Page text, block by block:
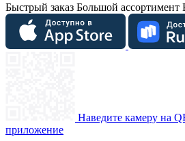
Быстрый заказ Большой ассортимент
Наведите камеру на
приложение